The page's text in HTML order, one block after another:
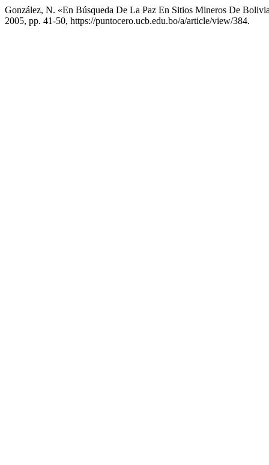
González, N. «En Búsqueda De La Paz En Sitios Mineros De
2005, pp. 41-50, https://puntocero.ucb.edu.bo/a/article/view/384.